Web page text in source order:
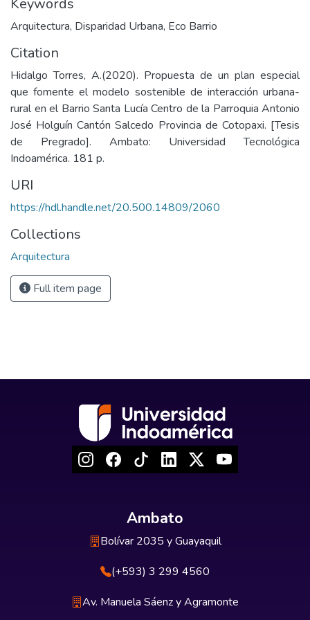
Keywords
Arquitectura, Disparidad Urbana, Eco Barrio
Citation
Hidalgo Torres, A.(2020). Propuesta de un plan especial
que fomente el modelo sostenible de interacción urbana-
rural en el Barrio Santa Lucía Centro de la Parroquia Antonio
José Holguín Cantón Salcedo Provincia de Cotopaxi. [Tesis
de Pregrado]. Ambato: Universidad Tecnológica
Indoamérica. 181 p.
URI
https://hdl.handle.net/20.500.14809/2060
Collections
Arquitectura
Full item page
Ambato
Bolívar 2035 y Guayaquil
(+593) 3 299 4560
Av. Manuela Sáenz y Agramonte